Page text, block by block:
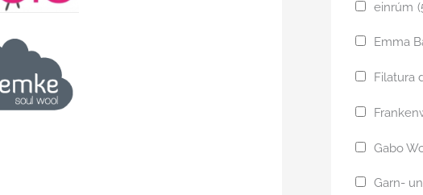
einrúm
Emma
Filatura
Gabo
Garn-